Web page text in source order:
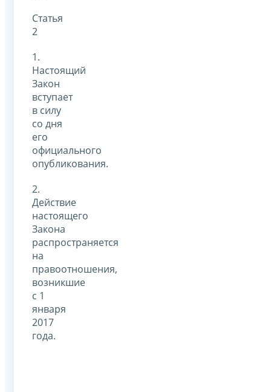
Статья
2
1.
Настоящий
Закон
вступает
в силу
со дня
его
официального
опубликования.
2.
Действие
настоящего
Закона
распространяется
на
правоотношения,
возникшие
с 1
января
2017
года.